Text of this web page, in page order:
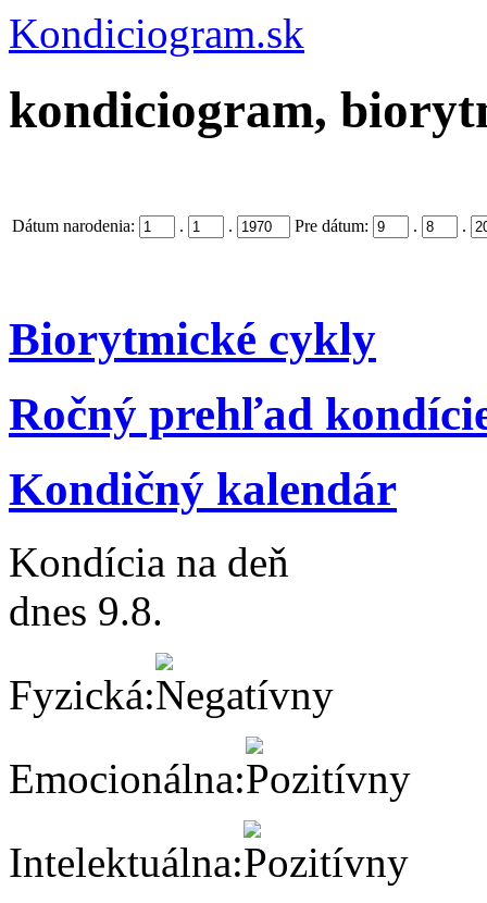
Kondiciogram.sk
kondiciogram,
Dátum narodenia: . . Pre dátum: . .
Biorytmické cykly
Ročný prehľad
Kondičný kalendár
Kondícia na deň
dnes 9.8.
Fyzická:
Emocionálna:
Intelektuálna: